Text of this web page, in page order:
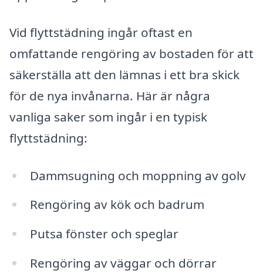
Vid flyttstädning ingår oftast en
omfattande rengöring av bostaden för att
säkerställa att den lämnas i ett bra skick
för de nya invånarna. Här är några
vanliga saker som ingår i en typisk
flyttstädning:
Dammsugning och moppning av golv
Rengöring av kök och badrum
Putsa fönster och speglar
Rengöring av väggar och dörrar